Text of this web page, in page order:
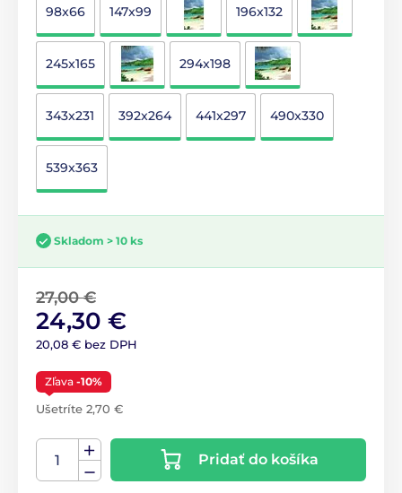
98x66 147x99 196x132
245x165 294x198
343x231 392x264 441x297 490x330
539x363
Skladom > 10 ks
27,00 €
24,30 €
20,08 € bez DPH
Zľava -10%
Ušetríte 2,70 €
Pridať do košíka